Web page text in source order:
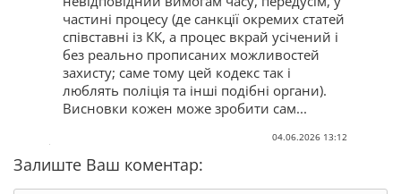
частині процесу (де санкції окремих статей
співставні із КК, а процес вкрай усічений і
без реально прописаних можливостей
захисту; саме тому цей кодекс так і
люблять поліція та інші подібні органи).
Висновки кожен може зробити сам...
04.06.2026 13:12
Залиште Ваш коментар: